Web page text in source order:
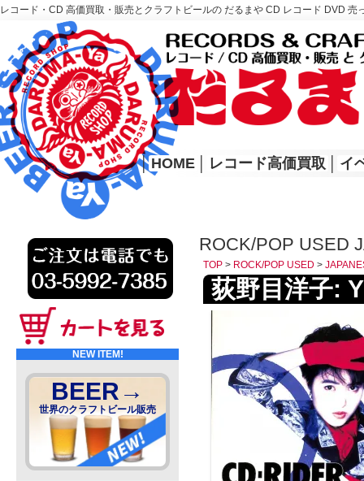
レコード・CD 高価買取・販売とクラフトビールの だるまや CD レコード DVD
レコード高価買取はこちら
HOME
│ HOME レコード高価買取 イ
NEW ITEM!
BEER→
世界のクラフトビール販売
ROCK/POP USED
TOP > ROCK/POP USED >
荻野目洋子: